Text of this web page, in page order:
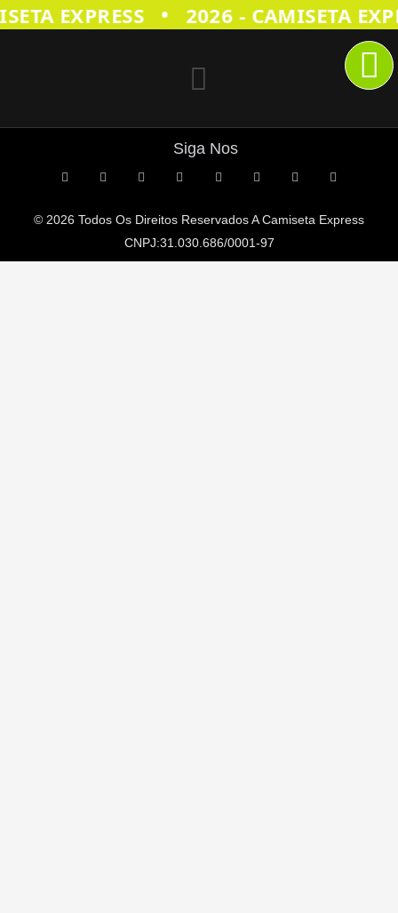
EXPRESS 2026 - CAMISETA
Siga Nos
© 2026 Todos Os Direitos Reservados ACamiseta Express
CNPJ:31.030.686/0001-97